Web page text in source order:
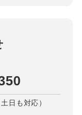
日も対応）